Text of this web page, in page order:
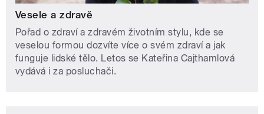
Vesele a zdravě
Pořad o zdraví a zdravém životním stylu, kde se
veselou formou dozvíte více o svém zdraví a jak
funguje lidské tělo. Letos se Kateřina Cajthamlová
vydává i za posluchači.